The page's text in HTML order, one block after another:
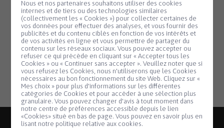
Panneau de gestion des cookies
Nous et nos partenaires souhaitons utiliser des cookies
internes et de tiers ou des technologies similaires
(collectivement les « Cookies ») pour collecter certaines de
vos données pour effectuer des analyses, et vous fournir des
publicités et du contenu ciblés en fonction de vos intérêts et
de vos activités en ligne et vous permettre de partager du
contenu sur les réseaux sociaux. Vous pouvez accepter ou
refuser ce qui précède en cliquant sur « Accepter tous les
Cookies » ou « Continuer sans accepter ». Veuillez noter que si
vous refusez les Cookies, nous n'utiliserons que les Cookies
nécessaires au bon fonctionnement du site Web. Cliquez sur «
Mes choix » pour plus d'informations sur les différentes
catégories de Cookies et pour accéder à une sélection plus
granulaire. Vous pouvez changer d'avis à tout moment dans
notre centre de préférences accessible depuis le lien
«Cookies» situé en bas de page. Vous pouvez en savoir plus en
lisant notre politique relative aux cookies.
Mail de l’association :
saint.the.danse@gmail.com